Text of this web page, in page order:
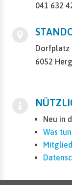
041 632
Dorfplatz
6052
Neu in
Was